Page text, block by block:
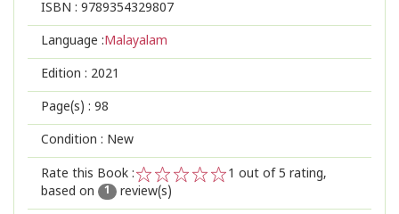
ISBN : 9789354329807
Language :Malayalam
Edition : 2021
Page(s) : 98
Condition : New
Rate this Book :
2
1
1 out of 5 rating,
based on
1 review(s)